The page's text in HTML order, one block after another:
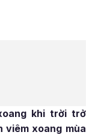
khi trời trở
viêm xoang mùa